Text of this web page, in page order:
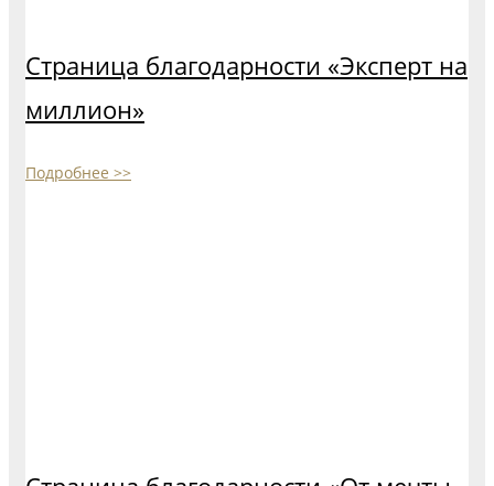
Страница благодарности «Эксперт на
миллион»
Подробнее >>